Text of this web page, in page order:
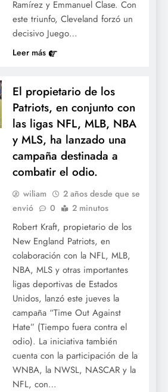
Ramírez y Emmanuel Clase. Con
este triunfo, Cleveland forzó un
decisivo Juego…
Leer más
El propietario de los
Patriots, en conjunto con
las ligas NFL, MLB, NBA
y MLS, ha lanzado una
campaña destinada a
combatir el odio.
wiliam
2 años desde que se
envió
0 2 minutos
Robert Kraft, propietario de los
New England Patriots, en
colaboración con la NFL, MLB,
NBA, MLS y otras importantes
ligas deportivas de Estados
Unidos, lanzó este jueves la
campaña “Time Out Against
Hate” (Tiempo fuera contra el
odio). La iniciativa también
cuenta con la participación de la
WNBA, la NWSL, NASCAR y la
NFL, con…